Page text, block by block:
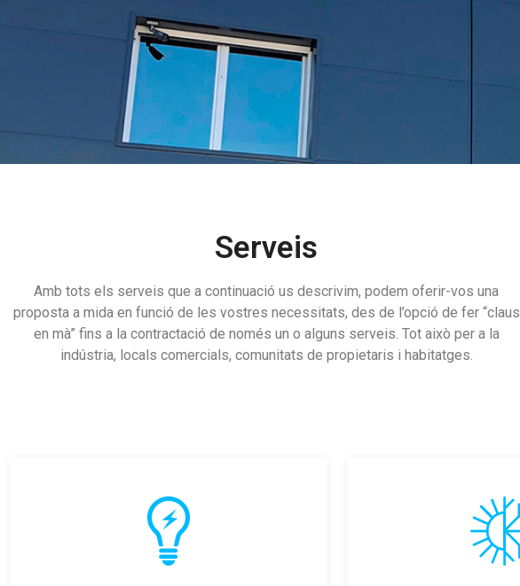
Serveis
Amb tots els serveis que a continuació us descrivim, podem oferir-vos una
proposta a mida en funció de les vostres necessitats, des de l’opció de fer “claus
en mà” fins a la contractació de només un o alguns serveis. Tot això per a la
indústria, locals comercials, comunitats de propietaris i habitatges.